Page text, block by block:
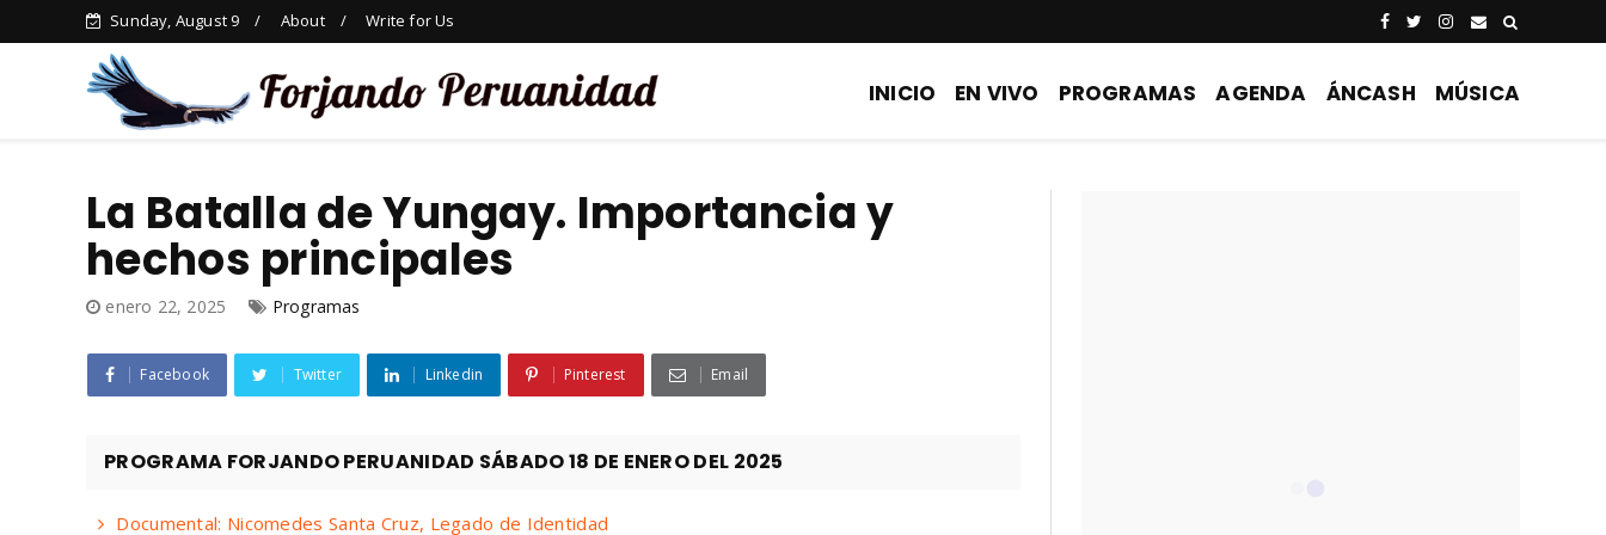
Sunday, August 9 About Write for Us
INICIO EN VIVO PROGRAMAS AGENDA ÁNCASH MÚSICA
La Batalla de Yungay. Importancia y
hechos principales
enero 22, 2025 Programas
Facebook Twitter Linkedin Pinterest Email
PROGRAMA FORJANDO PERUANIDAD SÁBADO 18 DE ENERO DEL 2025
Documental: Nicomedes Santa Cruz, Legado de Identidad